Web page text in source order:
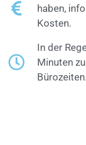
haben,
Kosten.
In der
Minuten
Bürozeiten.